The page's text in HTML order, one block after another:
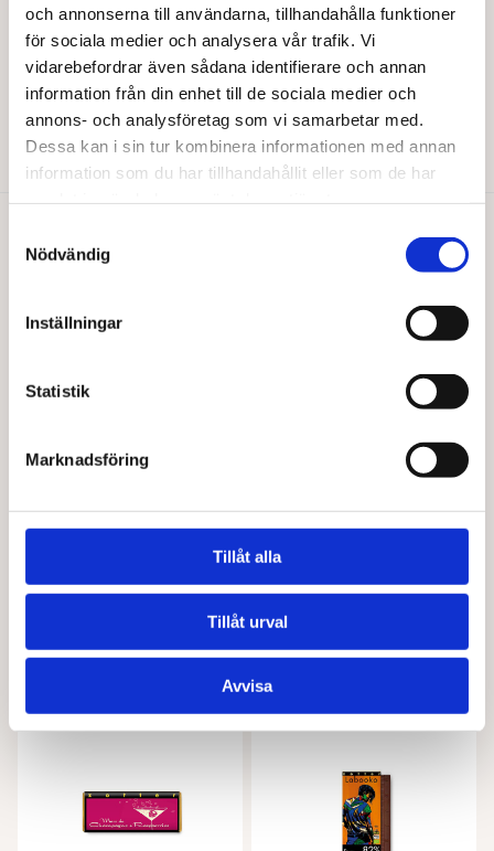
och annonserna till användarna, tillhandahålla funktioner
för sociala medier och analysera vår trafik. Vi
vidarebefordrar även sådana identifierare och annan
information från din enhet till de sociala medier och
annons- och analysföretag som vi samarbetar med.
Dessa kan i sin tur kombinera informationen med annan
information som du har tillhandahållit eller som de har
Nödvändig
Inställningar
Statistik
Marknadsföring
Tillåt alla
Tillåt urval
Avvisa
VIVANI
Vivani praline 100g EKO
46,00kr
Lägg till i varukorg
Du gillar kanske också…
Labooko nicaragua 50% EKO
ALIVE FOODS
Sweet nibs yacon EKO 175 g
71,00